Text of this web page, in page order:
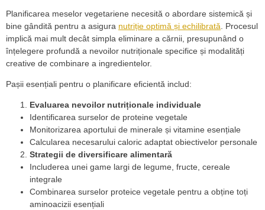
Planificarea meselor vegetariene necesită o abordare sistemică și
bine gândită pentru a asigura nutriție optimă și echilibrată . Procesul
implică mai mult decât simpla eliminare a cărnii, presupunând o
înțelegere profundă a nevoilor nutriționale specifice și modalități
creative de combinare a ingredientelor.
Pașii esențiali pentru o planificare eficientă includ:
Evaluarea nevoilor nutriționale individuale
Identificarea surselor de proteine vegetale
Monitorizarea aportului de minerale și vitamine esențiale
Calcularea necesarului caloric adaptat obiectivelor personale
Strategii de diversificare alimentară
Includerea unei game largi de legume, fructe, cereale
integrale
Combinarea surselor proteice vegetale pentru a obține toți
aminoacizii esențiali